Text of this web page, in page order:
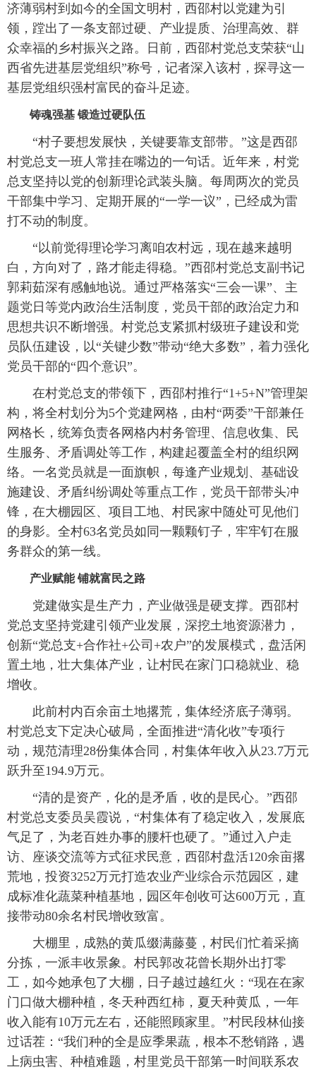
济薄弱村到如今的全国文明村，西邵村以党建为引
领，蹚出了一条支部过硬、产业提质、治理高效、群
众幸福的乡村振兴之路。日前，西邵村党总支荣获“山
西省先进基层党组织”称号，记者深入该村，探寻这一
基层党组织强村富民的奋斗足迹。
铸魂强基 锻造过硬队伍
“村子要想发展快，关键要靠支部带。”这是西邵
村党总支一班人常挂在嘴边的一句话。近年来，村党
总支坚持以党的创新理论武装头脑。每周两次的党员
干部集中学习、定期开展的“一学一议”，已经成为雷
打不动的制度。
“以前觉得理论学习离咱农村远，现在越来越明
白，方向对了，路才能走得稳。”西邵村党总支副书记
郭莉茹深有感触地说。通过严格落实“三会一课”、主
题党日等党内政治生活制度，党员干部的政治定力和
思想共识不断增强。村党总支紧抓村级班子建设和党
员队伍建设，以“关键少数”带动“绝大多数”，着力强化
党员干部的“四个意识”。
在村党总支的带领下，西邵村推行“1+5+N”管理架
构，将全村划分为5个党建网格，由村“两委”干部兼任
网格长，统筹负责各网格内村务管理、信息收集、民
生服务、矛盾调处等工作，构建起覆盖全村的组织网
络。一名党员就是一面旗帜，每逢产业规划、基础设
施建设、矛盾纠纷调处等重点工作，党员干部带头冲
锋，在大棚园区、项目工地、村民家中随处可见他们
的身影。全村63名党员如同一颗颗钉子，牢牢钉在服
务群众的第一线。
产业赋能 铺就富民之路
党建做实是生产力，产业做强是硬支撑。西邵村
党总支坚持党建引领产业发展，深挖土地资源潜力，
创新“党总支+合作社+公司+农户”的发展模式，盘活闲
置土地，壮大集体产业，让村民在家门口稳就业、稳
增收。
此前村内百余亩土地撂荒，集体经济底子薄弱。
村党总支下定决心破局，全面推进“清化收”专项行
动，规范清理28份集体合同，村集体年收入从23.7万元
跃升至194.9万元。
“清的是资产，化的是矛盾，收的是民心。”西邵
村党总支委员吴霞说，“村集体有了稳定收入，发展底
气足了，为老百姓办事的腰杆也硬了。”通过入户走
访、座谈交流等方式征求民意，西邵村盘活120余亩撂
荒地，投资3252万元打造农业产业综合示范园区，建
成标准化蔬菜种植基地，园区年创收可达600万元，直
接带动80余名村民增收致富。
大棚里，成熟的黄瓜缀满藤蔓，村民们忙着采摘
分拣，一派丰收景象。村民郭改花曾长期外出打零
工，如今她承包了大棚，日子越过越红火：“现在在家
门口做大棚种植，冬天种西红柿，夏天种黄瓜，一年
收入能有10万元左右，还能照顾家里。”村民段林仙接
过话茬：“我们种的全是应季果蔬，根本不愁销路，遇
上病虫害、种植难题，村里党员干部第一时间联系农